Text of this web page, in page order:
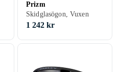
Prizm
Skidglasögon, Vuxen
1 242 kr